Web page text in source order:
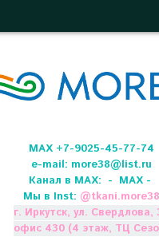
МАХ +7-9025-45-77-74
e-mail: more38@list.ru
Канал в МАХ: - МАХ -
Мы в Inst: @tkani.more38
г. Иркутск, ул. Свердлова,
офис 430 (4 этаж, ТЦ